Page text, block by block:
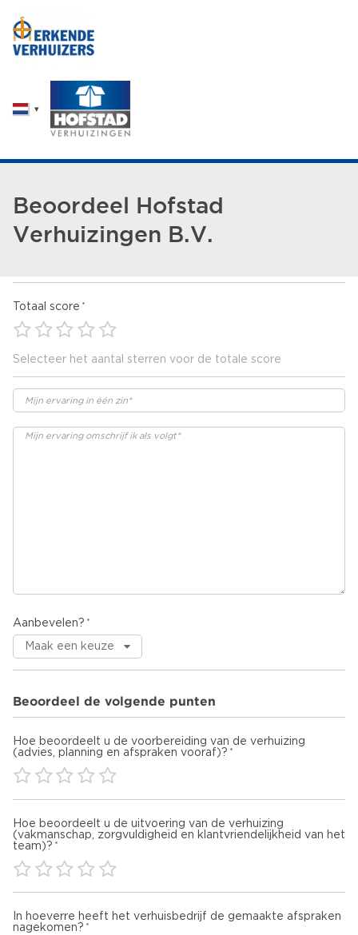
Beoordeel Hofstad
Verhuizingen B.V.
Totaal score
Selecteer het aantal sterren voor de totale score
Aanbevelen?
Beoordeel de volgende punten
Hoe beoordeelt u de voorbereiding van de verhuizing
(advies, planning en afspraken vooraf)?
Hoe beoordeelt u de uitvoering van de verhuizing
(vakmanschap, zorgvuldigheid en klantvriendelijkheid van het
team)?
In hoeverre heeft het verhuisbedrijf de gemaakte afspraken
nagekomen?